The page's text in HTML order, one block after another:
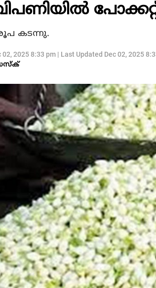
പോക്കറ്റ്
കടന്നു.
02, 2025 8:33 pm | Last Updated Dec 02, 2025